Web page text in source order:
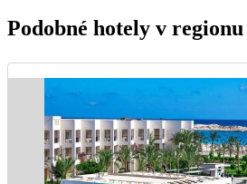
Podobné hotely v regionu